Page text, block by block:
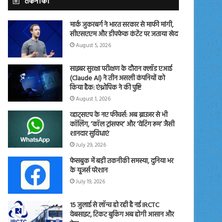
मार्क जुकरबर्ग ने भारत सरकार से माफी मांगी,
सीएसएएम और डीपफेक कंटेंट पर जताया खेद
August 5, 2026
साइबर सुरक्षा परीक्षण के दौरान क्लॉड एआई
(Claude AI) ने तीन असली कंपनियों को
किया हैक: एंथ्रोपिक ने की पुष्टि
August 1, 2026
व्हाट्सएप के नए फीचर्स: अब ब्राउजर से भी
कॉलिंग, ‘कॉल ट्रांसफर’ और ‘वेटिंग रूम’ जैसी
शानदार सुविधाएं
July 29, 2026
फेसबुक में बड़ी तकनीकी समस्या, दुनिया भर
के यूजर्स परेशान
July 19, 2026
15 जुलाई से लॉन्च हो रही है नई IRCTC
वेबसाइट, टिकट बुकिंग अब होगी आसान और